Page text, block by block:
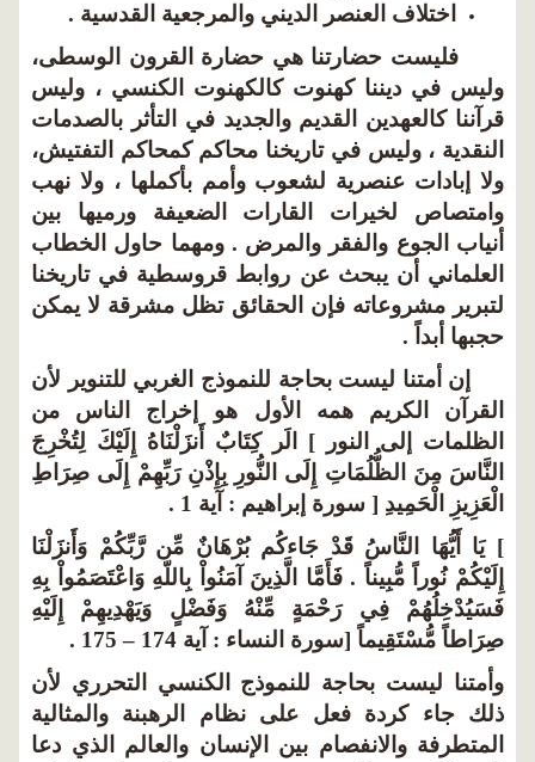
اختلاف العنصر الديني والمرجعية القدسية .
فليست حضارتنا هي حضارة القرون الوسطى،
وليس في ديننا كهنوت كالكهنوت الكنسي ، وليس
قرآننا كالعهدين القديم والجديد في التأثر بالصدمات
النقدية ، وليس في تاريخنا محاكم كمحاكم التفتيش،
ولا إبادات عنصرية لشعوب وأمم بأكملها ، ولا نهب
وامتصاص لخيرات القارات الضعيفة ورميها بين
أنياب الجوع والفقر والمرض . ومهما حاول الخطاب
العلماني أن يبحث عن روابط قروسطية في تاريخنا
لتبرير مشروعاته فإن الحقائق تظل مشرقة لا يمكن
حجبها أبداً .
إن أمتنا ليست بحاجة للنموذج الغربي للتنوير لأن
القرآن الكريم همه الأول هو إخراج الناس من
الظلمات إلى النور ] الَر كِتَابٌ أَنزَلْنَاهُ إِلَيْكَ لِتُخْرِجَ
النَّاسَ مِنَ الظُّلُمَاتِ إِلَى النُّورِ بِإِذْنِ رَبِّهِمْ إِلَى صِرَاطِ
الْعَزِيزِ الْحَمِيدِ [ سورة إبراهيم : آية 1 .
] يَا أَيُّهَا النَّاسُ قَدْ جَاءكُم بُرْهَانٌ مِّن رَّبِّكُمْ وَأَنزَلْنَا
إِلَيْكُمْ نُوراً مُّبِيناً . فَأَمَّا الَّذِينَ آمَنُواْ بِاللّهِ وَاعْتَصَمُواْ بِهِ
فَسَيُدْخِلُهُمْ فِي رَحْمَةٍ مِّنْهُ وَفَضْلٍ وَيَهْدِيهِمْ إِلَيْهِ
صِرَاطاً مُّسْتَقِيماً [سورة النساء : آية 174 – 175 .
وأمتنا ليست بحاجة للنموذج الكنسي التحرري لأن
ذلك جاء كردة فعل على نظام الرهبنة والمثالية
المتطرفة والانفصام بين الإنسان والعالم الذي دعا